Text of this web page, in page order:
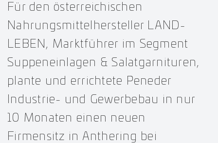
Für den österreichischen
Nahrungsmittelhersteller LAND-
LEBEN, Marktführer im Segment
Suppeneinlagen & Salatgarnituren,
plante und errichtete Peneder
Industrie- und Gewerbebau in nur
10 Monaten einen neuen
Firmensitz in Anthering bei